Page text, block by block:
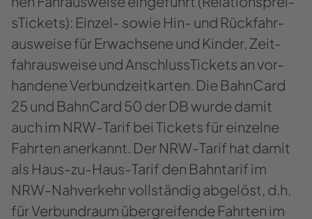
s­Ti­ckets): Einzel-​​ sowie Hin- und Rück­fahr­
aus­wei­se für Er­wach­se­ne und Kin­der, Zeit­
fahr­aus­wei­se und An­schluss­Ti­ckets an vor­
han­de­ne Ver­bund­zeit­kar­ten. Die Bahn­Card
25 und Bahn­Card 50 der DB wurde damit
auch im NRW-​​Tarif bei Ti­ckets für ein­zel­ne
Fahr­ten an­er­kannt. Der NRW-​​Tarif hat damit
als Haus-​​zu-Haus-Tarif den Bahn­ta­rif im
NRW-​Nahverkehr voll­stän­dig ab­ge­löst, d.h.
für Ver­bund­raum über­grei­fen­de Fahr­ten im